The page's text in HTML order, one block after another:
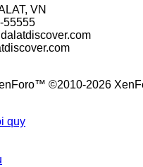
VN
55555
©2010-2026
quy